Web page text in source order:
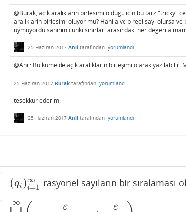
@Burak, acik araliklarin birlesimi oldugu icin bu tarz "tricky"
araliklarin birlesimi oluyor mu? Hani a ve b reel sayi olursa
uymuyordu sanirim cunki sinirlari arasindaki her degeri
25 Haziran 2017 Anil tarafından yorumlandı
@Anıl: Bu küme de açık aralıkların birleşimi olarak yazılabilir.
25 Haziran 2017 Burak tarafından yorumlandı
tesekkur ederim.
25 Haziran 2017 Anil tarafından yorumlandı
(qi )∞
i=1
(qi)i=1∞ rasyonel sayıların bir sıralaması
∞ ε ε